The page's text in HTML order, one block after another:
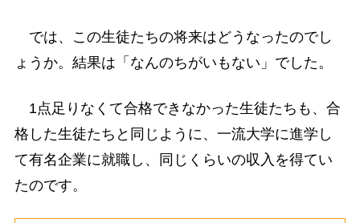
では、この生徒たちの将来はどうなったのでし
ょうか。結果は「なんのちがいもない」でした。
1点足りなくて合格できなかった生徒たちも、合
格した生徒たちと同じように、一流大学に進学し
て有名企業に就職し、同じくらいの収入を得てい
たのです。